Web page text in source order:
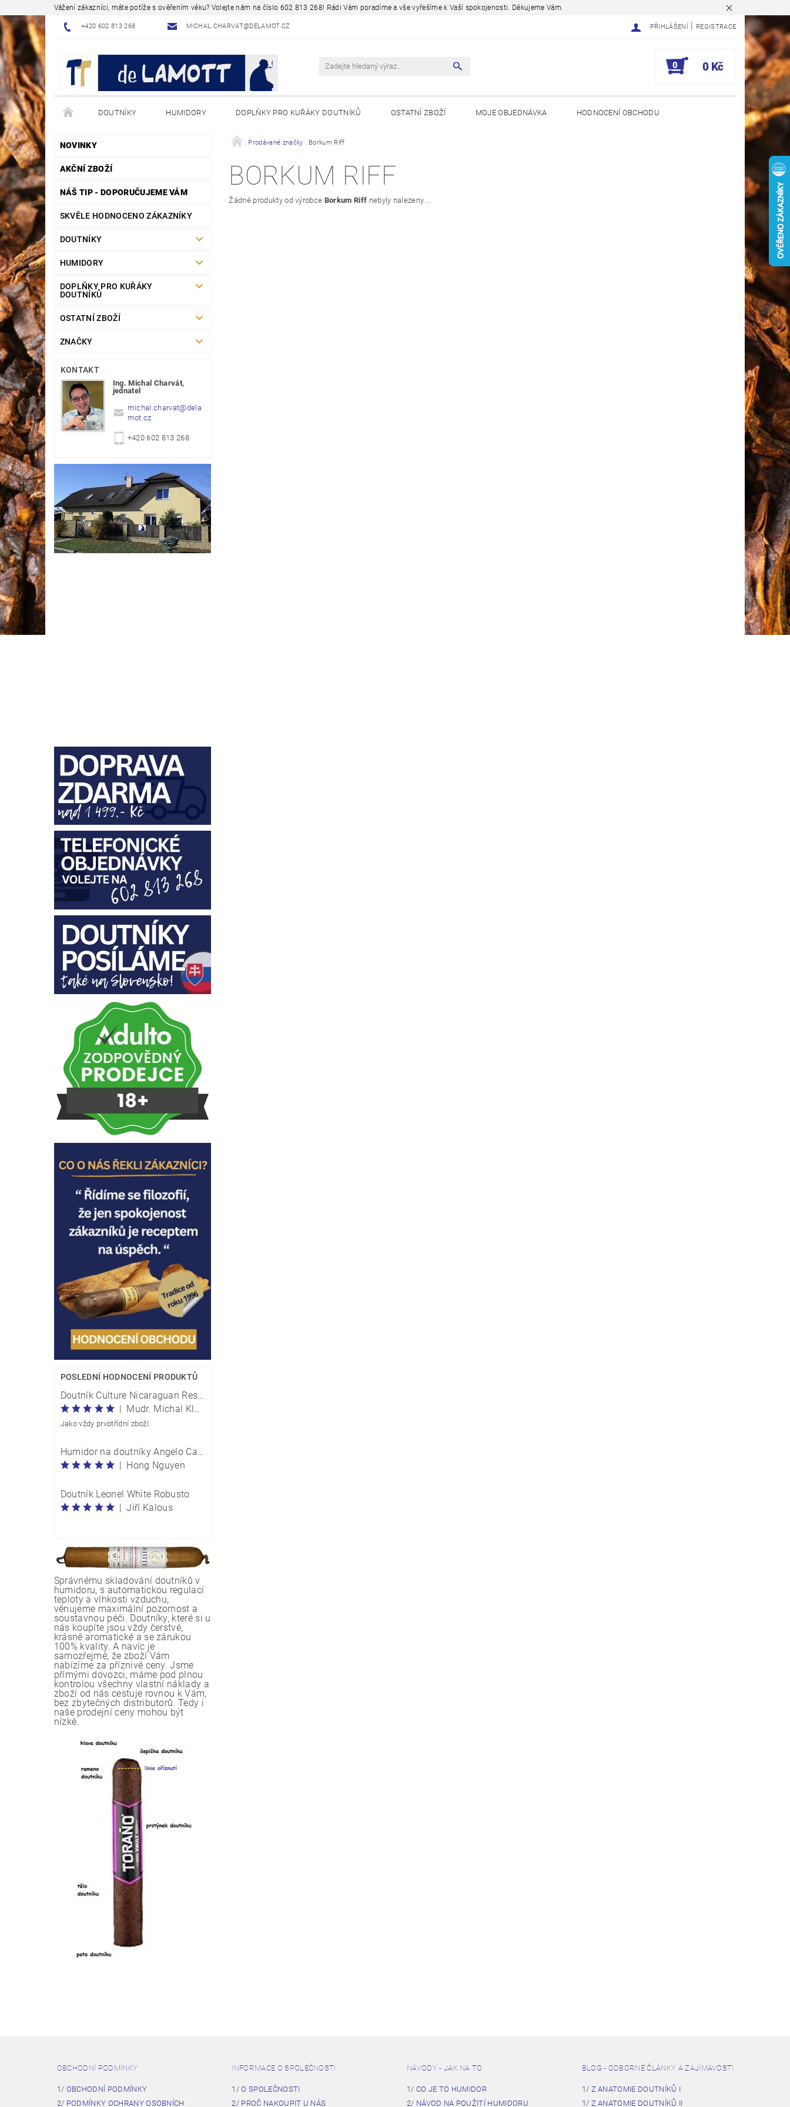
Vážení zákazníci, máte potíže s ověřením věku? Volejte nám na číslo 602 813 268! Rádi Vám poradíme a vše vyřešíme k Vaší spokojenosti. Děkujeme Vám.
+420 602 813 268 MICHAL.CHARVAT@DELAMOT.CZ PŘIHLÁŠENÍ REGISTRACE
0 0 Kč
DOUTNÍKY HUMIDORY DOPLŇKY PRO KUŘÁKY DOUTNÍKŮ OSTATNÍ ZBOŽÍ MOJE OBJEDNÁVKA HODNOCENÍ OBCHODU
NÁVODY - JAK NA TO BLOG - ODBORNÉ ČLÁNKY A ZAJÍMAVOSTI
NOVINKY
AKČNÍ ZBOŽÍ
NÁŠ TIP - DOPORUČUJEME VÁM
SKVĚLE HODNOCENO ZÁKAZNÍKY
DOUTNÍKY
HUMIDORY
DOPLŇKY PRO KUŘÁKY
DOUTNÍKŮ
OSTATNÍ ZBOŽÍ
ZNAČKY
KONTAKT
Ing. Michal Charvát,
jednatel
michal.charvat@dela
mot.cz
+420 602 813 268
POSLEDNÍ HODNOCENÍ PRODUKTŮ
Doutník Culture Nicaraguan Reserve Perla Traveller - box 20 kusů
|
Mudr. Michal Klečka
Jako vždy prvotřídní zboží.
Humidor na doutníky Angelo Carbon Optik M 920054
| Hong Nguyen
Doutník Leonel White Robusto
| Jiří Kalous
Správnému skladování doutníků v
humidoru, s automatickou regulací
teploty a vlhkosti vzduchu,
věnujeme maximální pozornost a
soustavnou péči. Doutníky, které si u
nás koupíte jsou vždy čerstvé,
krásně aromatické a se zárukou
100% kvality. A navíc je
samozřejmé, že zboží Vám
nabízíme za příznivé ceny. Jsme
přímými dovozci, máme pod plnou
kontrolou všechny vlastní náklady a
zboží od nás cestuje rovnou k Vám,
bez zbytečných distributorů. Tedy i
naše prodejní ceny mohou být
nízké.
Prodávané značky Borkum Riff
BORKUM RIFF
Žádné produkty od výrobce Borkum Riff nebyly nalezeny....
OBCHODNÍ PODMÍNKY
1/ OBCHODNÍ PODMÍNKY
2/ PODMÍNKY OCHRANY OSOBNÍCH
INFORMACE O SPOLEČNOSTI
1/ O SPOLEČNOSTI
2/ PROČ NAKOUPIT U NÁS
NÁVODY - JAK NA TO
1/ CO JE TO HUMIDOR
2/ NÁVOD NA POUŽITÍ HUMIDORU
BLOG - ODBORNÉ ČLÁNKY A ZAJÍMAVOSTI
1/ Z ANATOMIE DOUTNÍKŮ I
1/ Z ANATOMIE DOUTNÍKŮ II